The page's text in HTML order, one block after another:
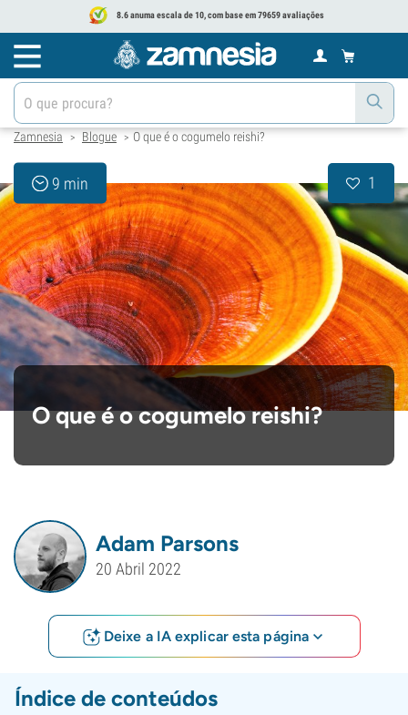
8.6 anuma escala de 10, com base em 79659 avaliações
Zamnesia > Blogue > O que é o cogumelo reishi?
9 min 1
O que é o cogumelo reishi?
Adam Parsons
20 Abril 2022
Deixe a IA explicar esta página
Índice de conteúdos